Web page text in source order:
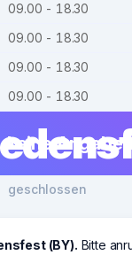
09.00 - 18.30
09.00 - 18.30
09.00 - 18.30
09.00 - 18.30
keine
geschlossen
(BY). Bitte